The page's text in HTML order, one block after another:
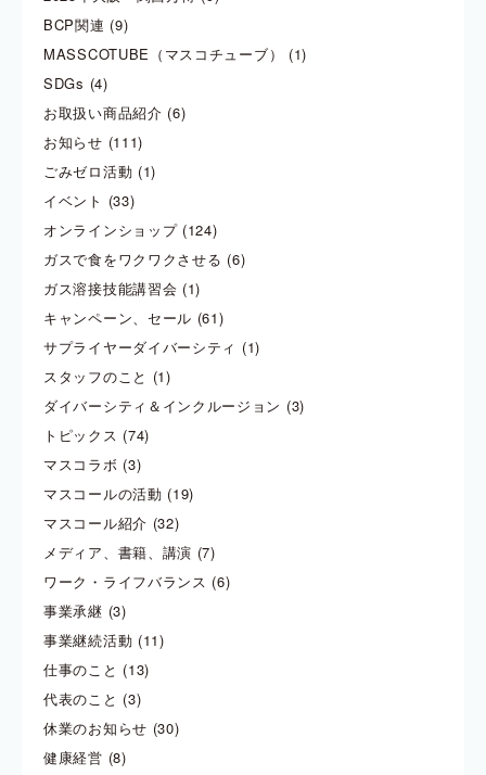
BCP関連 (9)
MASSCOTUBE（マスコチューブ）
(1)
SDGs (4)
お取扱い商品紹介 (6)
お知らせ (111)
ごみゼロ活動 (1)
イベント (33)
オンラインショップ(124)
ガスで食をワクワクさせる (6)
ガス溶接技能講習会 (1)
キャンペーン、セール (61)
サプライヤーダイバーシティ (1)
スタッフのこと (1)
ダイバーシティ＆インクルージョン (3)
トピックス (74)
マスコラボ (3)
マスコールの活動 (19)
マスコール紹介 (32)
メディア、書籍、講演 (7)
ワーク・ライフバランス (6)
事業承継 (3)
事業継続活動 (11)
仕事のこと (13)
代表のこと (3)
休業のお知らせ (30)
健康経営 (8)